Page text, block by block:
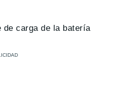
de carga de la batería